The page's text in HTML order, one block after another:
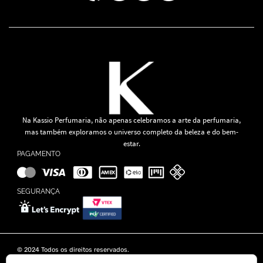
Na Kassio Perfumaria, não apenas celebramos a arte da perfumaria,
mas também exploramos o universo completo da beleza e do bem-
estar.
PAGAMENTO
SEGURANÇA
© 2024 Todos os direitos reservados.